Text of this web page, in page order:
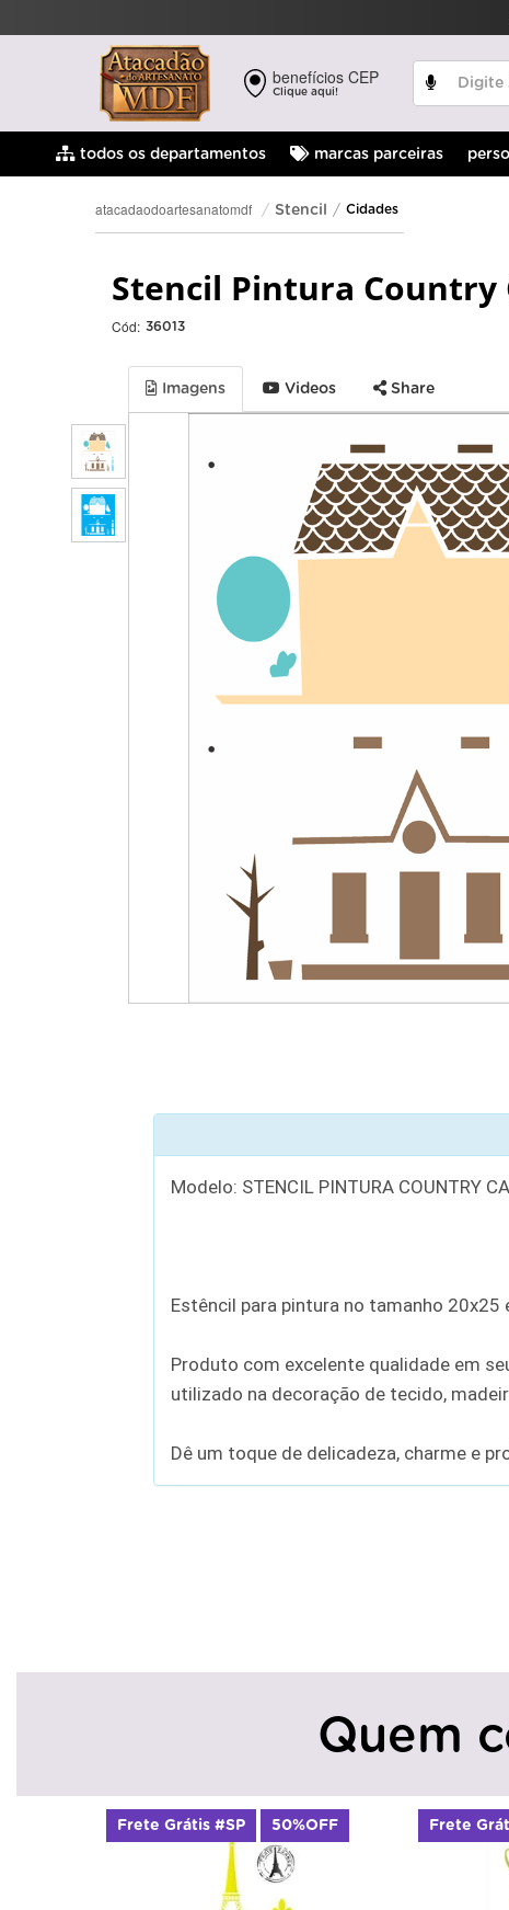
benefícios CEP
Clique aqui!
todos os departamentos marcas parceiras
atacadaodoartesanatomdf Stencil Cidades
Stencil Pintura Country
Cód: 36013
Imagens Videos
Share
Modelo: STENCIL PINTURA COUNTRY
Estêncil para pintura no tamanho 20x25
Produto com excelente qualidade em
utilizado na decoração de tecido,
Dê um toque de delicadeza, charme e
Quem
Frete Grátis #SP 50%OFF Frete